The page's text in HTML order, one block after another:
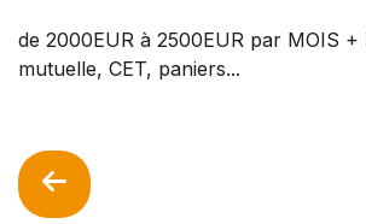
de 2000EUR à 2500EUR par MOIS +
mutuelle, CET, paniers...